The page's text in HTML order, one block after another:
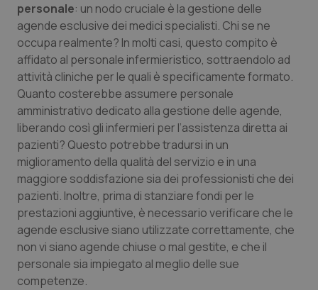
Quotidiano Oncologia
Quotidiano Pediatria
Rene & patologie urogenitali
Salute orale & impianti
Sangue & coagulazione
Tiroide
Tumore al seno
Tumore ovarico
personale: un nodo cruciale è la gestione delle
agende esclusive dei medici specialisti. Chi se ne
occupa realmente? In molti casi, questo compito è
affidato al personale infermieristico, sottraendolo ad
attività cliniche per le quali è specificamente formato.
Quanto costerebbe assumere personale
amministrativo dedicato alla gestione delle agende,
liberando così gli infermieri per l’assistenza diretta ai
pazienti? Questo potrebbe tradursi in un
miglioramento della qualità del servizio e in una
maggiore soddisfazione sia dei professionisti che dei
pazienti. Inoltre, prima di stanziare fondi per le
prestazioni aggiuntive, è necessario verificare che le
agende esclusive siano utilizzate correttamente, che
non vi siano agende chiuse o mal gestite, e che il
personale sia impiegato al meglio delle sue
competenze.